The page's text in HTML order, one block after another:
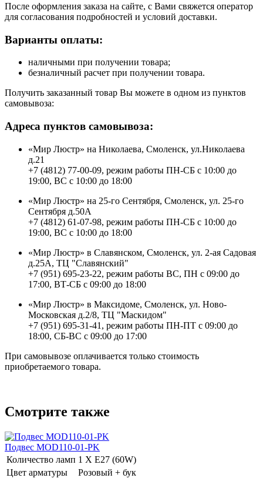
После оформления заказа на сайте, с Вами свяжется оператор
для согласования подробностей и условий доставки.
Варианты оплаты:
наличными при получении товара;
безналичный расчет при получении товара.
Получить заказанный товар Вы можете в одном из пунктов
самовывоза:
Адреса пунктов самовывоза:
«Мир Люстр» на Николаева, Смоленск, ул.Николаева
д.21
+7 (4812) 77-00-09, режим работы ПН-СБ с 10:00 до
19:00, ВС с 10:00 до 18:00
«Мир Люстр» на 25-го Сентября, Смоленск, ул. 25-го
Сентября д.50А
+7 (4812) 61-07-98, режим работы ПН-СБ с 10:00 до
19:00, ВС с 10:00 до 18:00
«Мир Люстр» в Славянском, Смоленск, ул. 2-ая Садовая
д.25А, ТЦ "Славянский"
+7 (951) 695-23-22, режим работы ВС, ПН с 09:00 до
17:00, ВТ-СБ с 09:00 до 18:00
«Мир Люстр» в Максидоме, Смоленск, ул. Ново-
Московская д.2/8, ТЦ "Маскидом"
+7 (951) 695-31-41, режим работы ПН-ПТ с 09:00 до
18:00, СБ-ВС с 09:00 до 17:00
При самовывозе оплачивается только стоимость
приобретаемого товара.
Смотрите также
Подвес MOD110-01-PK
Количество ламп 1 Х E27 (60W)
Цвет арматуры
Розовый + бук